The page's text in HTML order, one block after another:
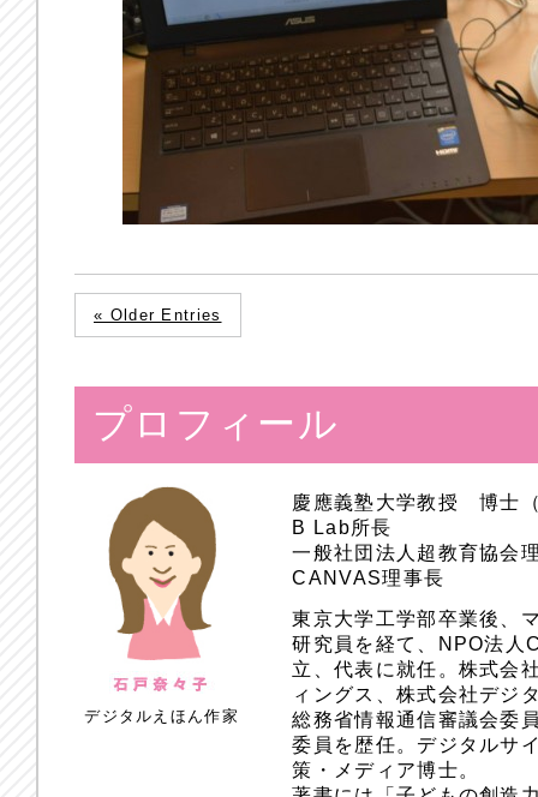
« Older Entries
プロフィール
デジタルえほん作家
慶應義塾大学教授 博士
B Lab所長
一般社団法人超教育協会
CANVAS理事長
東京大学工学部卒業後、
研究員を経て、NPO法人
立、代表に就任。株式会
ィングス、株式会社デジ
総務省情報通信審議会委
委員を歴任。デジタルサ
策・メディア博士。